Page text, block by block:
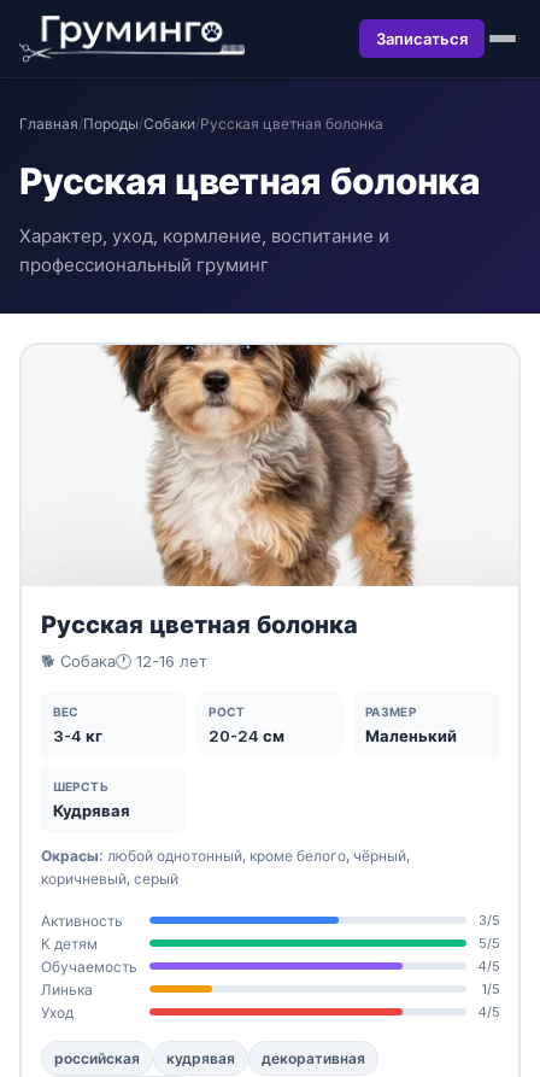
Записаться
Главная/Породы/Собаки/Русская цветная болонка
Русская цветная болонка
Характер, уход, кормление, воспитание и
профессиональный груминг
Русская цветная болонка
🐕 Собака🕐 12-16 лет
ВЕС
3-4 кг
РОСТ
20-24 см
РАЗМЕР
Маленький
ШЕРСТЬ
Кудрявая
Окрасы: любой однотонный, кроме белого, чёрный,
коричневый, серый
Активность 3/5
К детям 5/5
Обучаемость 4/5
Линька 1/5
Уход 4/5
российская кудрявая
декоративная